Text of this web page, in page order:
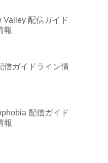
Valley 配信ガイド
報
信ガイドライン情
配信ガイド
報